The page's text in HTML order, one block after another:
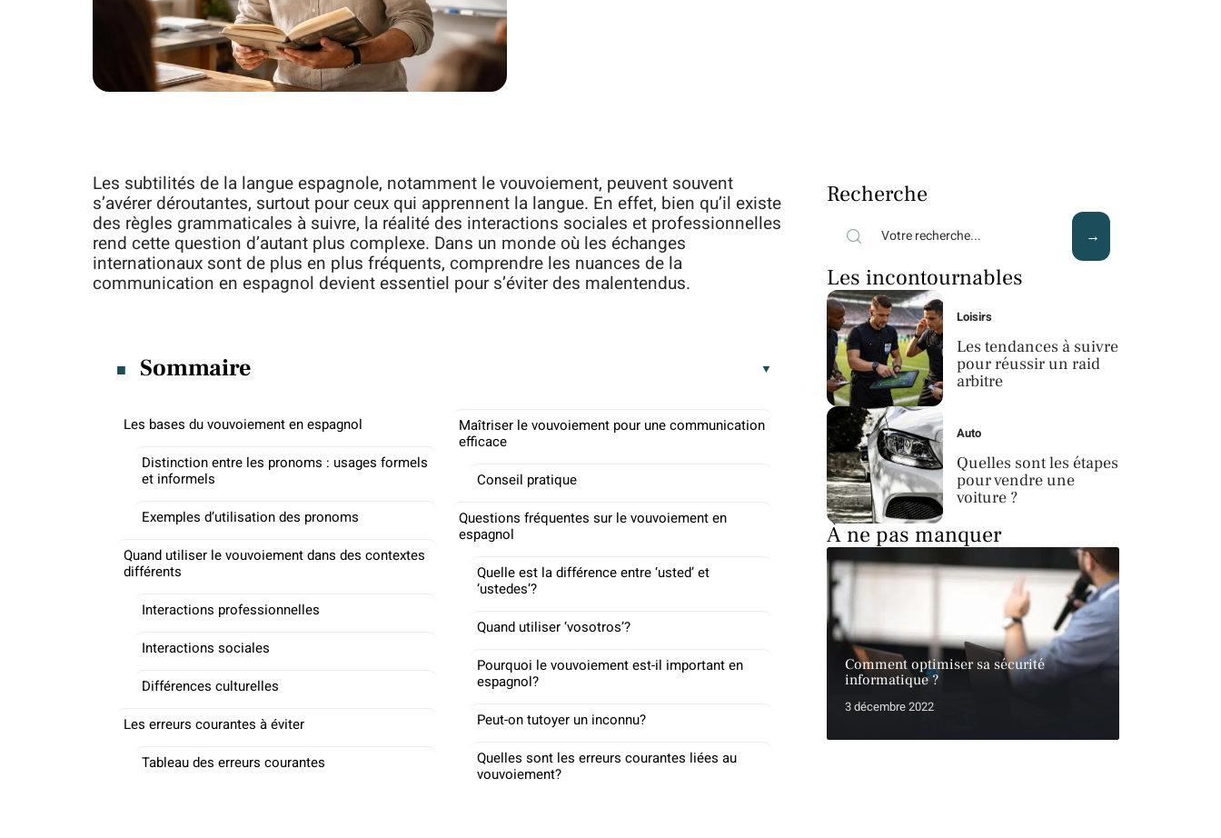
Les subtilités de la langue espagnole, notamment le vouvoiement, peuvent souvent
s’avérer déroutantes, surtout pour ceux qui apprennent la langue. En effet, bien qu’il existe
des règles grammaticales à suivre, la réalité des interactions sociales et professionnelles
rend cette question d’autant plus complexe. Dans un monde où les échanges
internationaux sont de plus en plus fréquents, comprendre les nuances de la
communication en espagnol devient essentiel pour s’éviter des malentendus.
Sommaire
Les bases du vouvoiement en espagnol
Distinction entre les pronoms : usages formels
et informels
Exemples d’utilisation des pronoms
Quand utiliser le vouvoiement dans des contextes
différents
Interactions professionnelles
Interactions sociales
Différences culturelles
Les erreurs courantes à éviter
Tableau des erreurs courantes
Maîtriser le vouvoiement pour une communication
efficace
Conseil pratique
Questions fréquentes sur le vouvoiement en
espagnol
Quelle est la différence entre ‘usted’ et
‘ustedes’?
Quand utiliser ‘vosotros’?
Pourquoi le vouvoiement est-il important en
espagnol?
Peut-on tutoyer un inconnu?
Quelles sont les erreurs courantes liées au
vouvoiement?
Recherche
Les incontournables
Loisirs
Les tendances à suivre
pour réussir un raid
arbitre
Auto
Quelles sont les étapes
pour vendre une
voiture ?
À ne pas manquer
Comment optimiser sa sécurité
informatique ?
3 décembre 2022